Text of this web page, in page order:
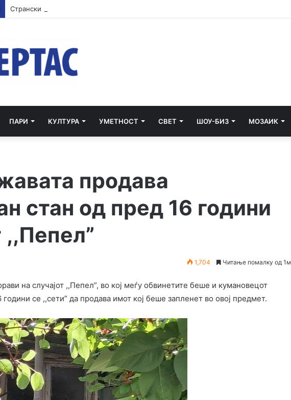
ПАРИ КУЛТУРА УМЕТНОСТ СВЕТ ШОУ-БИЗ МОЗАИК
продава
стан од пред 16 години
,,Пепел”
1,704 Читање помалку од 1м
на случајот ,,Пепел”, во кој меѓу обвинетите беше и кумановецот
години се ,,сети” да продава имот кој беше запленет во овој предмет.